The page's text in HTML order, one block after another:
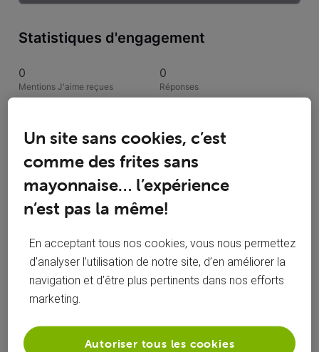
Statistiques d'engagement
0
Mentions J'aime reçues
0
Réponses
Conversations suivies Publications
Solutions acceptées
Toutesles activités
Selected
Toutesles
activités
Mario Boss
Un site sans cookies, c’est
comme des frites sans
mayonnaise… l’expérience
n’est pas la même!
En acceptant tous nos cookies, vous nous permettez
d’analyser l’utilisation de notre site, d’en améliorer la
navigation et d’être plus pertinents dans nos efforts
marketing.
Autoriser tous les cookies